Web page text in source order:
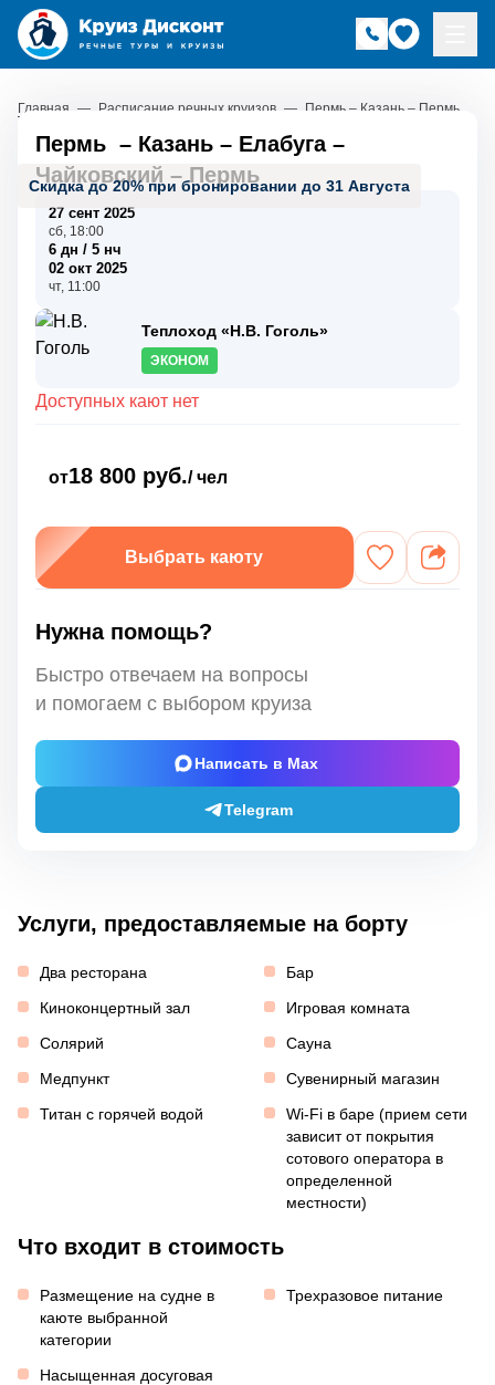
Главная — Расписание речных круизов — Пермь – Казань – Пермь
Скидка до 20% при бронировании до 31 Августа
Пермь – Казань – Елабуга–
Чайковский –Пермь
27 сент 2025
сб, 18:00
6 дн / 5 нч
02 окт 2025
чт, 11:00
Теплоход «Н.В. Гоголь»
ЭКОНОМ
Доступных кают нет
от18 800 руб./ чел
Выбрать каюту
Нужна помощь?
Быстро отвечаем на вопросы
и помогаем с выбором круиза
Написать в Max
Telegram
Услуги, предоставляемые на борту
Два ресторана
Бар
Киноконцертный зал
Игровая комната
Солярий
Сауна
Медпункт
Сувенирный магазин
Титан с горячей водой
Wi-Fi в баре (прием сети
зависит от покрытия
сотового оператора в
определенной
местности)
Что входит в стоимость
Размещение на судне в
каюте выбранной
категории
Трехразовое питание
Насыщенная досуговая